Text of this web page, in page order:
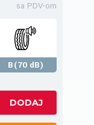
sa PDV-om
B(70 dB)